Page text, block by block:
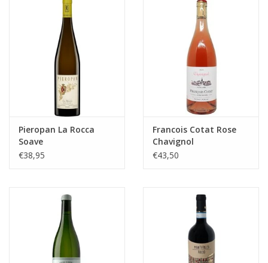
Pieropan La Rocca
Soave
€38,95
Francois Cotat Rose
Chavignol
€43,50